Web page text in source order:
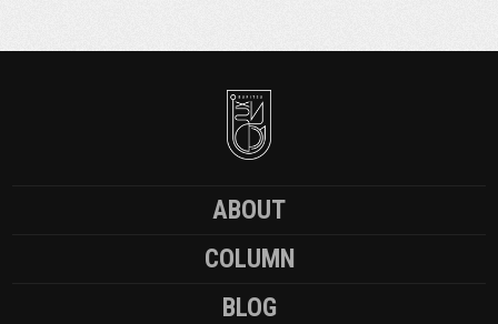
ABOUT
COLUMN
BLOG